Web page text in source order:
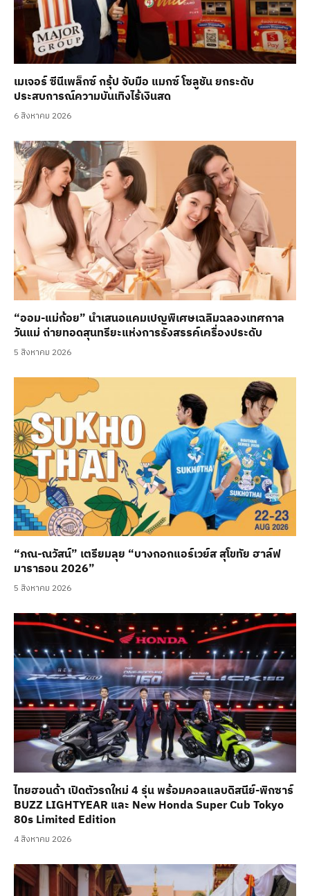
เมเจอร์ ซีนีเพล็กซ์ กรุ้ป จับมือ แมกซ์ โซลูชัน ยกระดับ
ประสบการณ์ความบันเทิงไร้เงินสด
6 สิงหาคม 2026
“ออม-แม่ก้อย” นำเสนอแคมเปญพิเศษเฉลิมฉลองเทศกาล
วันแม่ ถ่ายทอดสุนทรียะแห่งการรังสรรค์เครื่องประดับ
5 สิงหาคม 2026
“ภณ-ณวัสน์” เตรียมลุย “บางกอกแอร์เวย์ส สุโขทัย ฮาล์ฟ
มาราธอน 2026”
5 สิงหาคม 2026
ไทยฮอนด้า เปิดตัวรถใหม่ 4 รุ่น พร้อมคอลแลบดิสนีย์-พิกซาร์
BUZZ LIGHTYEAR และ New Honda Super Cub Tokyo
80s Limited Edition
4 สิงหาคม 2026